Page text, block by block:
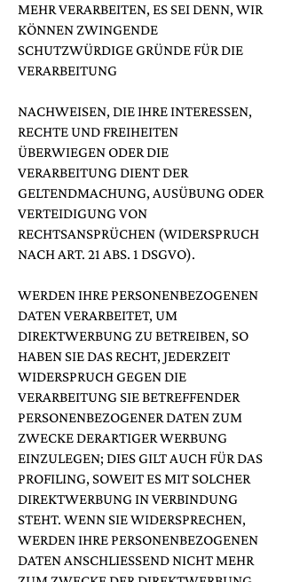
MEHR VERARBEITEN, ES SEI DENN, WIR
KÖNNEN ZWINGENDE
SCHUTZWÜRDIGE GRÜNDE FÜR DIE
VERARBEITUNG
NACHWEISEN, DIE IHRE INTERESSEN,
RECHTE UND FREIHEITEN
ÜBERWIEGEN ODER DIE
VERARBEITUNG DIENT DER
GELTENDMACHUNG, AUSÜBUNG ODER
VERTEIDIGUNG VON
RECHTSANSPRÜCHEN (WIDERSPRUCH
NACH ART. 21 ABS. 1 DSGVO).
WERDEN IHRE PERSONENBEZOGENEN
DATEN VERARBEITET, UM
DIREKTWERBUNG ZU BETREIBEN, SO
HABEN SIE DAS RECHT, JEDERZEIT
WIDERSPRUCH GEGEN DIE
VERARBEITUNG SIE BETREFFENDER
PERSONENBEZOGENER DATEN ZUM
ZWECKE DERARTIGER WERBUNG
EINZULEGEN; DIES GILT AUCH FÜR DAS
PROFILING, SOWEIT ES MIT SOLCHER
DIREKTWERBUNG IN VERBINDUNG
STEHT. WENN SIE WIDERSPRECHEN,
WERDEN IHRE PERSONENBEZOGENEN
DATEN ANSCHLIESSEND NICHT MEHR